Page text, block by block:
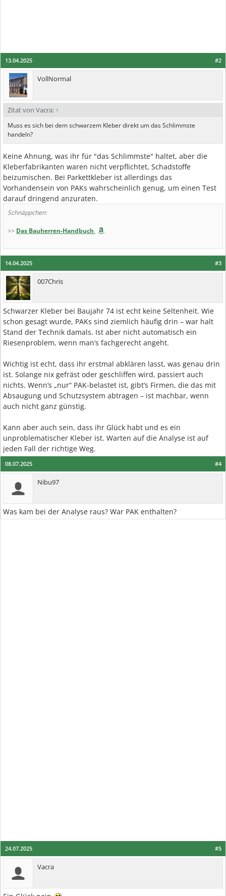
#2
13.04.2025
VollNormal
Zitat von Vacra: ↑
Muss es sich bei dem schwarzem Kleber direkt um das Schlimmste
handeln?
Keine Ahnung, was ihr für "das Schlimmste" haltet, aber die
Kleberfabrikanten waren nicht verpflichtet, Schadstoffe
beizumischen. Bei Parkettkleber ist allerdings das
Vorhandensein von PAKs wahrscheinlich genug, um einen Test
darauf dringend anzuraten.
Schnäppchen:
>> Das Bauherren-Handbuch
#3
14.04.2025
007Chris
Schwarzer Kleber bei Baujahr 74 ist echt keine Seltenheit. Wie
schon gesagt wurde, PAKs sind ziemlich häufig drin – war halt
Stand der Technik damals. Ist aber nicht automatisch ein
Riesenproblem, wenn man’s fachgerecht angeht.
Wichtig ist echt, dass ihr erstmal abklären lasst, was genau drin
ist. Solange nix gefräst oder geschliffen wird, passiert auch
nichts. Wenn’s „nur“ PAK-belastet ist, gibt’s Firmen, die das mit
Absaugung und Schutzsystem abtragen – ist machbar, wenn
auch nicht ganz günstig.
Kann aber auch sein, dass ihr Glück habt und es ein
unproblematischer Kleber ist. Warten auf die Analyse ist auf
jeden Fall der richtige Weg.
#4
08.07.2025
Nibu97
Was kam bei der Analyse raus? War PAK enthalten?
#5
24.07.2025
Vacra